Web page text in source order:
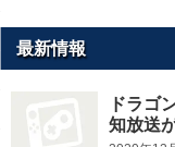
を
最新情報
ドラゴ
知放送